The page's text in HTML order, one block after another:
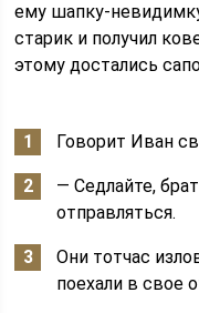
ему шапку-
старик и получил
этому достались
Говорит Иван
— Седлайте,
отправляться.
Они тотчас
поехали в свое